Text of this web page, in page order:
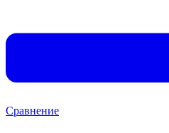
Сравнение